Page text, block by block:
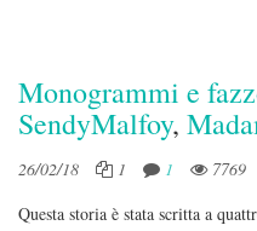
Monogrammi e
SendyMalfoy,
26/02/18 1 1 7769
Questa storia è stata scritta a